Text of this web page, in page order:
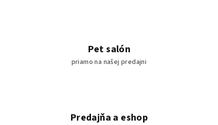
Pet salón
priamo na našej predajni
Predajňa a eshop